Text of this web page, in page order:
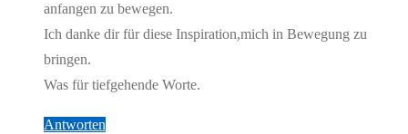
anfangen zu bewegen.
Ich danke dir für diese Inspiration,mich in Bewegung zu
bringen.
Was für tiefgehende Worte.
Antworten